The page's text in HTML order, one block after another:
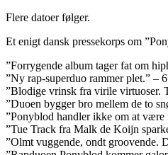
Flere datoer følger.
Et enigt dansk pressekorps om
”Forrygende album tager fat om
”Ny rap-superduo rammer plet.” –
”Blodige vrinsk fra virile virtuoser.
”Duoen bygger bro mellem de to
”Ponyblod handler ikke om at
”Tue Track fra Malk de Koijn
”Olmt vuggende, ondt groovende.